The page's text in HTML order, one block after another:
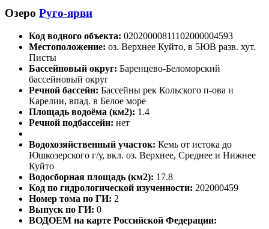
Озеро Руго-ярви
Код водного объекта: 02020000811102000004593
Местоположение: оз. Верхнее Куйто, в 5ЮВ разв. хут.
Писты
Бассейновый округ: Баренцево-Беломорский
бассейновый округ
Речной бассейн: Бассейны рек Кольского п-ова и
Карелии, впад. в Белое море
Площадь водоёма (км2): 1.4
Речной подбассейн: нет
Водохозяйственный участок: Кемь от истока до
Юшкозерского г/у, вкл. оз. Верхнее, Среднее и Нижнее
Куйто
Водосборная площадь (км2): 17.8
Код по гидрологической изученности: 202000459
Номер тома по ГИ: 2
Выпуск по ГИ: 0
ВОДОЕМ на карте Российской Федерации: